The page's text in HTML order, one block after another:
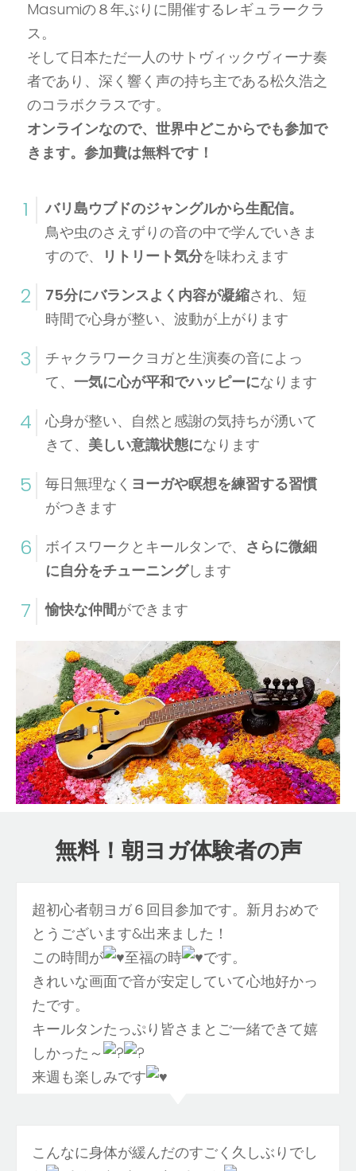
Masumiの８年ぶりに開催するレギュラークラ
ス。
そして日本ただ一人のサトヴィックヴィーナ奏
者であり、深く響く声の持ち主である松久浩之
のコラボクラスです。
オンラインなので、世界中どこからでも参加で
きます。参加費は無料です！
1
バリ島ウブドのジャングルから生配信。
鳥や虫のさえずりの音の中で学んでいきま
すので、
リトリート気分を味わえます
2 75分にバランスよく内容が凝縮され、短
時間で心身が整い、波動が上がります
3
チャクラワークヨガと生演奏の音によっ
て、 一気に心が平和でハッピーになります
4
心身が整い、自然と感謝の気持ちが湧いて
きて、 美しい意識状態になります
5 毎日無理なく ヨーガや瞑想を練習する習慣
がつきます
6 ボイスワークとキールタンで、 さらに微細
に自分をチューニングします
7 愉快な仲間ができます
無料！朝ヨガ体験者の声
超初心者朝ヨガ６回目参加です。新月おめで
とうございます&出来ました！
この時間が
至福の時
です。
きれいな画面で音が安定していて心地好かっ
たです。
キールタンたっぷり皆さまとご一緒できて嬉
しかった～
来週も楽しみです
こんなに身体が緩んだのすごく久しぶりでし